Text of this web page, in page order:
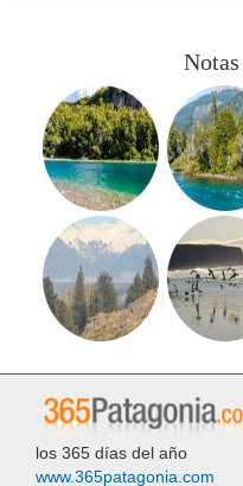
los 365 días del año
www.365patagonia.com